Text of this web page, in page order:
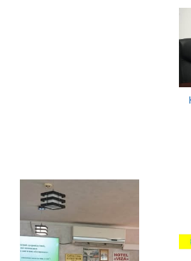
родин: які посл...